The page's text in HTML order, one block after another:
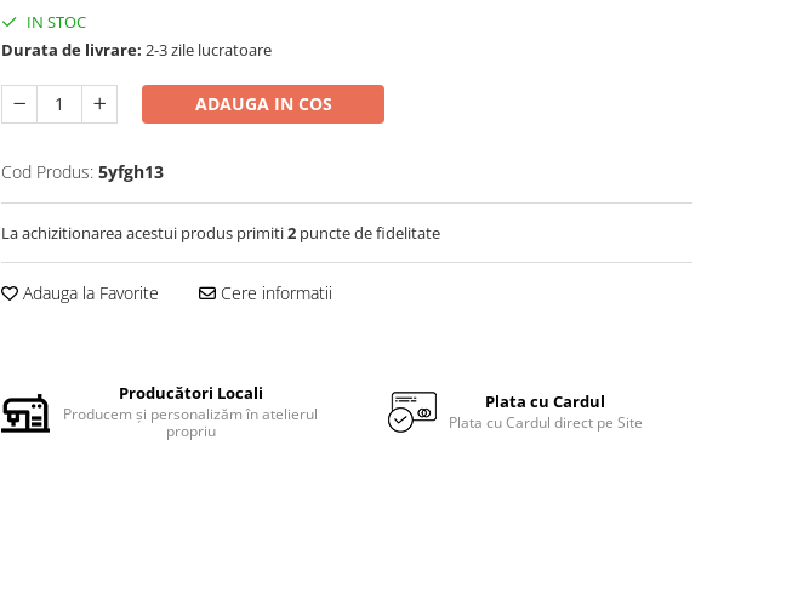
IN STOC
Durata de livrare: 2-3 zile lucratoare
ADAUGA IN COS
Cod Produs: 5yfgh13
La achizitionarea acestui produs primiti2 puncte de fidelitate
Adauga la Favorite Cere informatii
Producători Locali
Producem și personalizăm în atelierul
propriu
Plata cu Cardul
Plata cu Cardul direct pe Site